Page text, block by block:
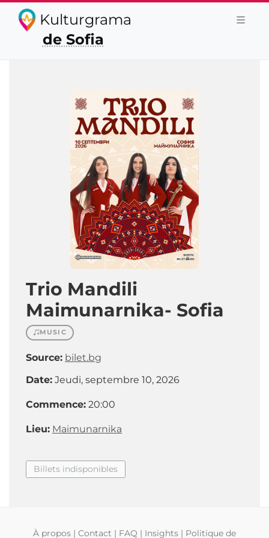
Kulturgrama
de Sofia
Trio Mandili
Maimunarnika- Sofia
MUSIC
Source: bilet.bg
Date: Jeudi, septembre 10, 2026
Commence: 20:00
Lieu: Maimunarnika
Billets indisponibles
À propos | Contact | FAQ | Insights | Politique de